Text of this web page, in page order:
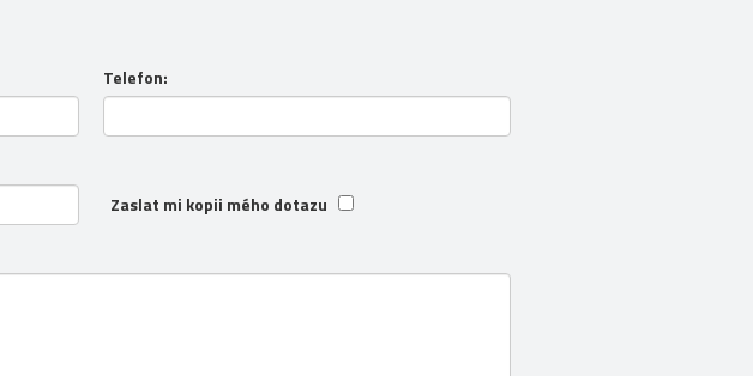
Telefon:
Zaslat mi kopii mého dotazu